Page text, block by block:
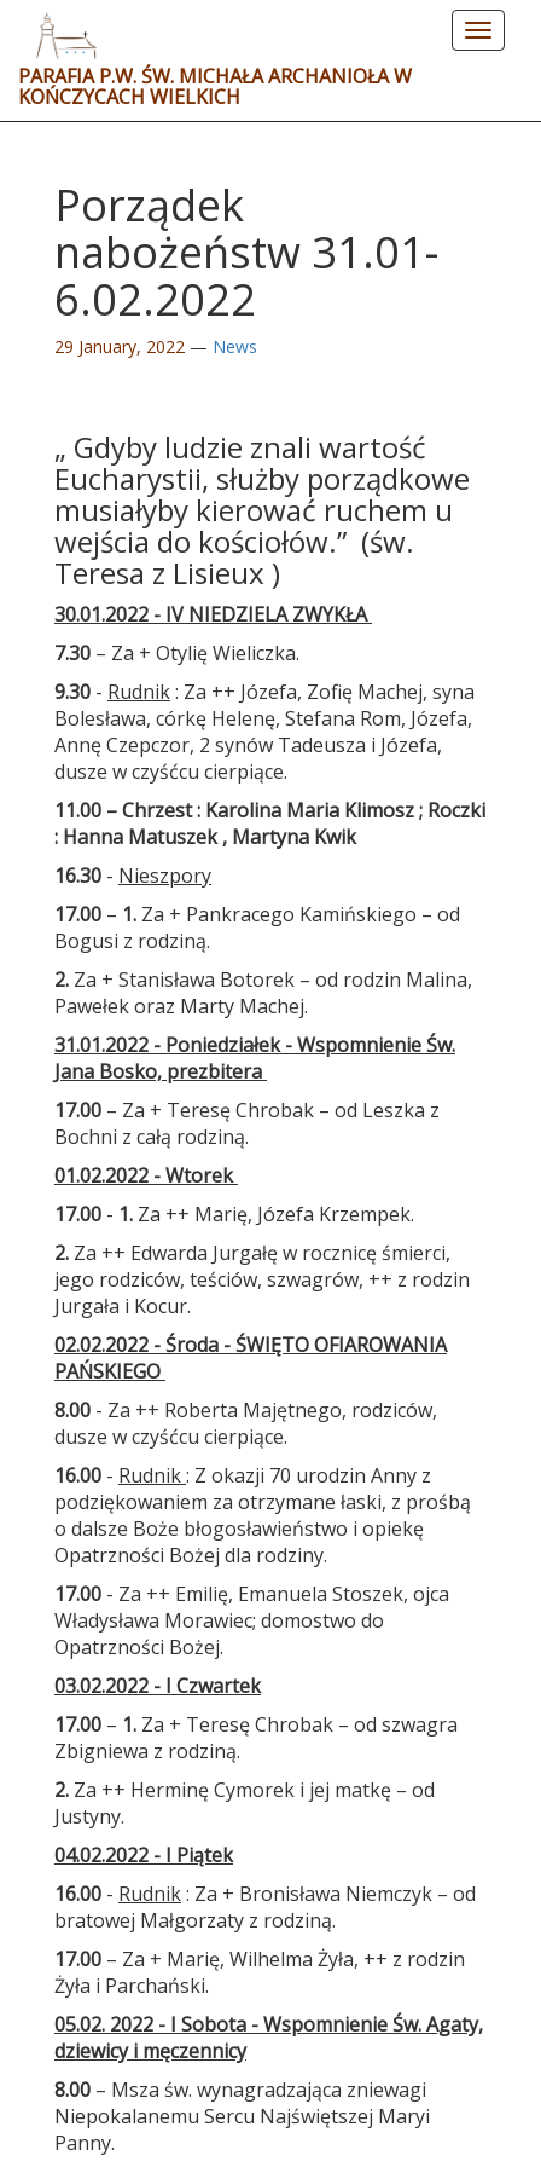
Toggle
PARAFIA P.W. ŚW. MICHAŁA ARCHANIOŁA W
KOŃCZYCACH WIELKICH
Porządek
nabożeństw 31.01-
6.02.2022
29 January, 2022 — News
„ Gdyby ludzie znali wartość
Eucharystii, służby porządkowe
musiałyby kierować ruchem u
wejścia do kościołów.” (św.
Teresa z Lisieux )
30.01.2022 - IV NIEDZIELA ZWYKŁA
7.30 – Za + Otylię Wieliczka.
9.30 - Rudnik: Za ++ Józefa, Zofię Machej, syna
Bolesława, córkę Helenę, Stefana Rom, Józefa,
Annę Czepczor, 2 synów Tadeusza i Józefa,
dusze w czyśćcu cierpiące.
11.00 – Chrzest : Karolina Maria Klimosz ; Roczki
: Hanna Matuszek , Martyna Kwik
16.30 - Nieszpory
17.00 – 1. Za + Pankracego Kamińskiego – od
Bogusi z rodziną.
2. Za + Stanisława Botorek – od rodzin Malina,
Pawełek oraz Marty Machej.
31.01.2022 - Poniedziałek - Wspomnienie Św.
Jana Bosko, prezbitera
17.00 – Za + Teresę Chrobak – od Leszka z
Bochni z całą rodziną.
01.02.2022 - Wtorek
17.00 - 1. Za ++ Marię, Józefa Krzempek.
2. Za ++ Edwarda Jurgałę w rocznicę śmierci,
jego rodziców, teściów, szwagrów, ++ z rodzin
Jurgała i Kocur.
02.02.2022 - Środa - ŚWIĘTO OFIAROWANIA
PAŃSKIEGO
8.00 - Za ++ Roberta Majętnego, rodziców,
dusze w czyśćcu cierpiące.
16.00 - Rudnik: Z okazji 70 urodzin Anny z
podziękowaniem za otrzymane łaski, z prośbą
o dalsze Boże błogosławieństwo i opiekę
Opatrzności Bożej dla rodziny.
17.00 - Za ++ Emilię, Emanuela Stoszek, ojca
Władysława Morawiec; domostwo do
Opatrzności Bożej.
03.02.2022 - I Czwartek
17.00 – 1. Za + Teresę Chrobak – od szwagra
Zbigniewa z rodziną.
2. Za ++ Herminę Cymorek i jej matkę – od
Justyny.
04.02.2022 - I Piątek
16.00 - Rudnik: Za + Bronisława Niemczyk – od
bratowej Małgorzaty z rodziną.
17.00 – Za + Marię, Wilhelma Żyła, ++ z rodzin
Żyła i Parchański.
05.02. 2022 - I Sobota - Wspomnienie Św. Agaty,
dziewicy i męczennicy
8.00 – Msza św. wynagradzająca zniewagi
Niepokalanemu Sercu Najświętszej Maryi
Panny.